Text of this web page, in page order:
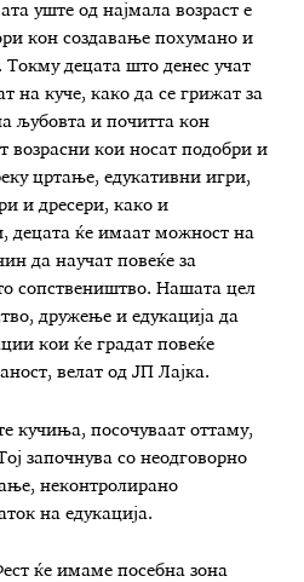
уште од најмала возраст е
кон создавање похумано и
децата што денес учат
на куче, како да се грижат за
љубовта и почитта кон
возрасни кои носат подобри и
цртање, едукативни игри,
и дресери, како и
децата ќе имаат можност на
да научат повеќе за
сопствеништво. Нашата цел
дружење и едукација да
кои ќе градат повеќе
велат од ЈП Лајка.
кучиња, посочуваат оттаму,
започнува со неодговорно
неконтролирано
на едукација.
ќе имаме посебна зона